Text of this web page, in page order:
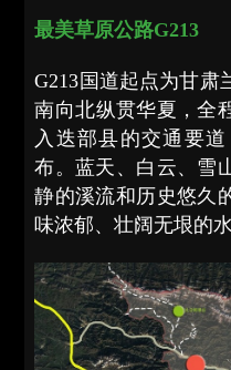
最美草原公路G213
G213国道起点为甘肃
南向北纵贯华夏，全
入迭部县的交通要
布。蓝天、白云、雪
静的溪流和历史悠久
味浓郁、壮阔无垠的